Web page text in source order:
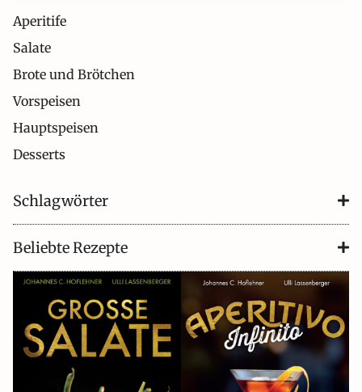
Aperitife
Salate
Brote und Brötchen
Vorspeisen
Hauptspeisen
Desserts
Schlagwörter
Beliebte Rezepte